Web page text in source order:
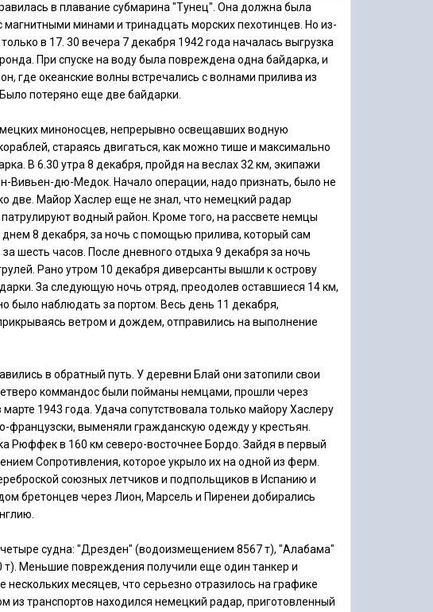
в плавание субмарина "Тунец". Она должна была
минами и тринадцать морских пехотинцев. Но из-
в 17. 30 вечера 7 декабря 1942 года началась выгрузка
При спуске на воду была повреждена одна байдарка, и
где океанские волны встречались с волнами прилива из
потеряно еще две байдарки.
миноносцев, непрерывно освещавших водную
стараясь двигаться, как можно тише и максимально
В 6.30 утра 8 декабря, пройдя на веслах 32 км, экипажи
Вивьен-дю-Медок. Начало операции, надо признать, было не
две. Майор Хаслер еще не знал, что немецкий радар
водный район. Кроме того, на рассвете немцы
8 декабря, за ночь с помощью прилива, который сам
шесть часов. После дневного отдыха 9 декабря за ночь
Рано утром 10 декабря диверсанты вышли к острову
За следующую ночь отряд, преодолев оставшиеся 14 км,
было наблюдать за портом. Весь день 11 декабря,
ветром и дождем, отправились на выполнение
в обратный путь. У деревни Блай они затопили свои
коммандос были пойманы немцами, прошли через
1943 года. Удача сопутствовала только майору Хаслеру
французски, выменяли гражданскую одежду у крестьян.
Рюффек в 160 км северо-восточнее Бордо. Зайдя в первый
Сопротивления, которое укрыло их на одной из ферм.
союзных летчиков и подпольщиков в Испанию и
бретонцев через Лион, Марсель и Пиренеи добирались
судна: "Дрезден" (водоизмещением 8567 т), "Алабама"
т). Меньшие повреждения получили еще один танкер и
месяцев, что серьезно отразилось на графике
из транспортов находился немецкий радар, приготовленный